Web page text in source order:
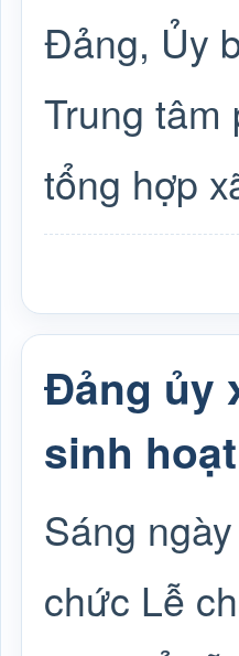
Đảng, Ủy
Trung tâm
tổng hợp
Đảng ủy
sinh
Sáng
chức Lễ